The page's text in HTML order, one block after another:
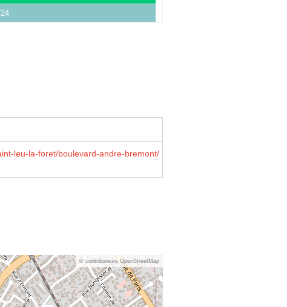
leu-la-foret/boulevard-andre-bremont/
© contributeurs OpenStreetMap